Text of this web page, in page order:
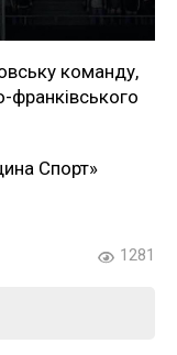
команду,
франківського
Спорт»
1281